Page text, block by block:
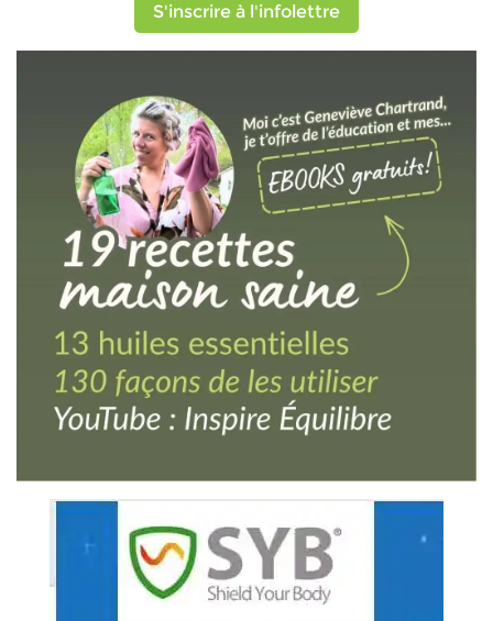
S'inscrire à l'infolettre